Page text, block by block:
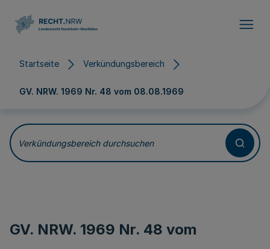
Startseite Verkündungsbereich
GV. NRW. 1969 Nr. 48 vom 08.08.1969
Verkündungsbereich durchsuchen
GV. NRW. 1969 Nr. 48 vom